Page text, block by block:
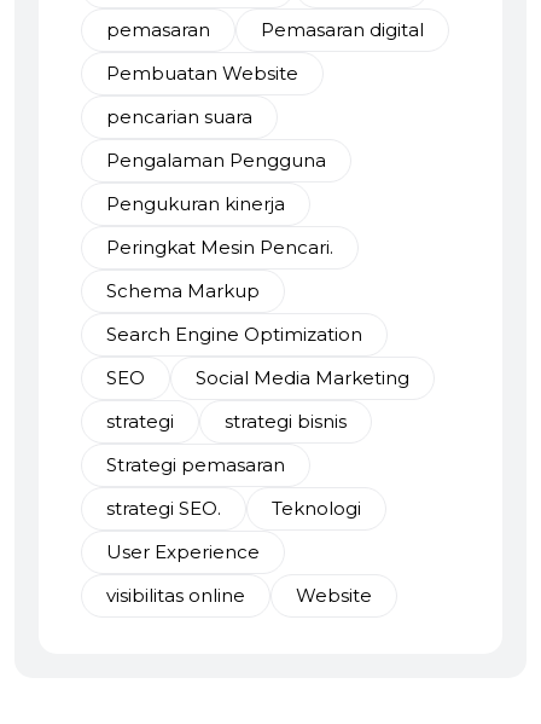
pemasaran
Pemasaran digital
Pembuatan Website
pencarian suara
Pengalaman Pengguna
Pengukuran kinerja
Peringkat Mesin Pencari.
Schema Markup
Search Engine Optimization
SEO
Social Media Marketing
strategi
strategi bisnis
Strategi pemasaran
strategi SEO.
Teknologi
User Experience
visibilitas online
Website